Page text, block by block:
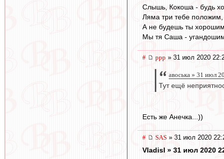
Слышь, Кокоша - будь
Ляма три тебе положим,
А не будешь ты
Мы тя Саша -
# ppp » 31 июл 2020
авоська » 31 июл
Тут ещё
Есть же Анечка...))
# SAS » 31 июл 2020
Vladisl » 31 июл 2020